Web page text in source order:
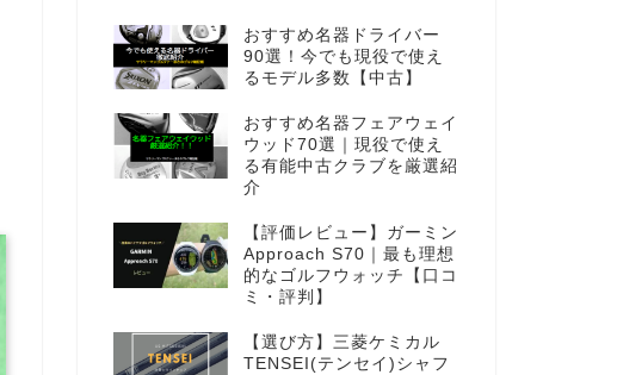
おすすめ名器ドライバー
90選！今でも現役で使え
るモデル多数【中古】
おすすめ名器フェアウェイ
ウッド70選｜現役で使え
る有能中古クラブを厳選紹
介
【評価レビュー】ガーミン
Approach S70｜最も理想
的なゴルフウォッチ【口コ
ミ・評判】
【選び方】三菱ケミカル
TENSEI(テンセイ)シャフ